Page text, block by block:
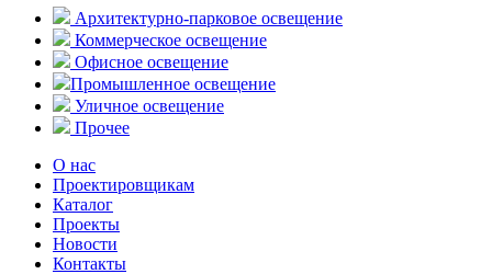
Архитектурно-парковое освещение
Коммерческое освещение
Офисное освещение
Промышленное освещение
Уличное освещение
Прочее
О нас
Проектировщикам
Каталог
Проекты
Новости
Контакты